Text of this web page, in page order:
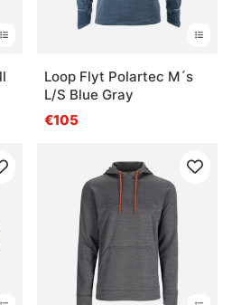
Loop Flyt Polartec M´s
L/S Blue Gray
€105